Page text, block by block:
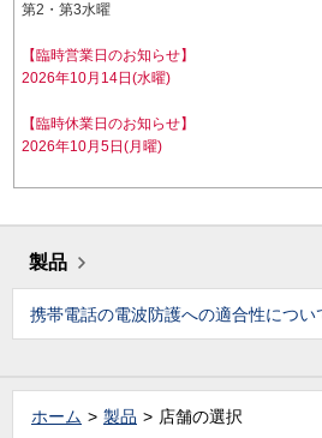
第2・第3水曜
【臨時営業日のお知らせ】
2026年10月14日(水曜)
【臨時休業日のお知らせ】
2026年10月5日(月曜)
製品
携帯電話の電波防護への適合性につい
ホーム 製品 店舗の選択